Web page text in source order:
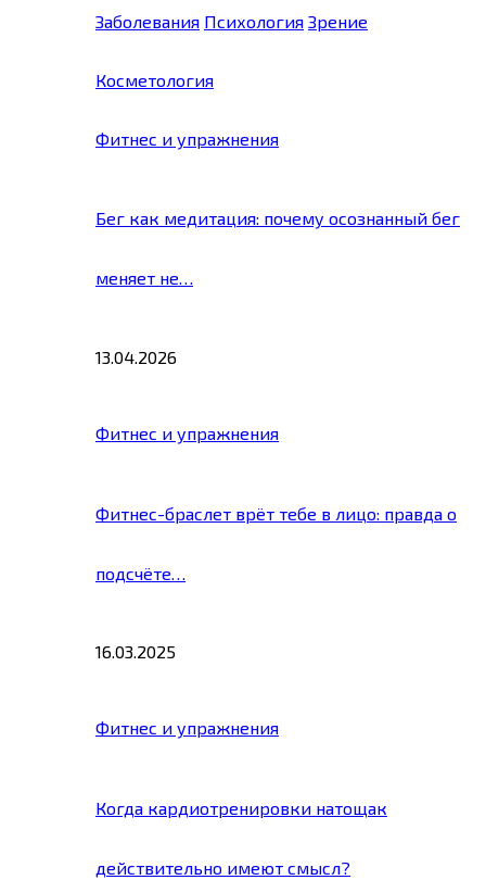
Заболевания Психология Зрение
Косметология
Фитнес и упражнения
Бег как медитация: почему осознанный бег
меняет не…
13.04.2026
Фитнес и упражнения
Фитнес-браслет врёт тебе в лицо: правда о
подсчёте…
16.03.2025
Фитнес и упражнения
Когда кардиотренировки натощак
действительно имеют смысл?